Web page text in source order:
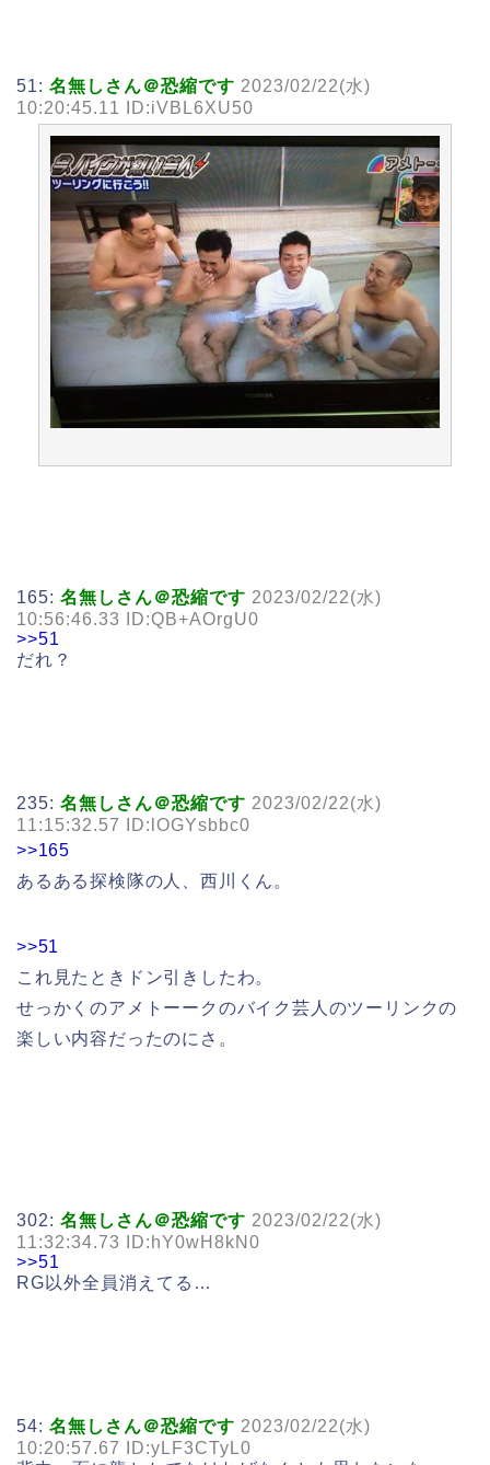
51: 名無しさん＠恐縮です 2023/02/22(水)
10:20:45.11 ID:iVBL6XU50
165: 名無しさん＠恐縮です 2023/02/22(水)
10:56:46.33 ID:QB+AOrgU0
>>51
だれ？
235: 名無しさん＠恐縮です 2023/02/22(水)
11:15:32.57 ID:lOGYsbbc0
>>165
あるある探検隊の人、西川くん。
>>51
これ見たときドン引きしたわ。
せっかくのアメトーークのバイク芸人のツーリンクの
楽しい内容だったのにさ。
302: 名無しさん＠恐縮です 2023/02/22(水)
11:32:34.73 ID:hY0wH8kN0
>>51
RG以外全員消えてる…
54: 名無しさん＠恐縮です 2023/02/22(水)
10:20:57.67 ID:yLF3CTyL0